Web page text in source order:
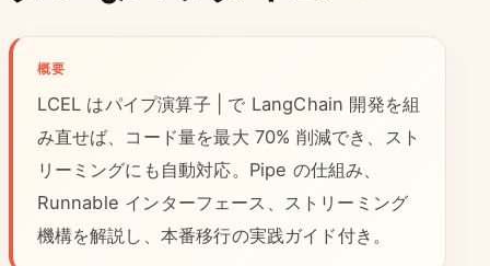
概要
LCEL はパイプ演算子 | で LangChain 開発を組
み直せば、コード量を最大 70% 削減でき、スト
リーミングにも自動対応。Pipe の仕組み、
Runnable インターフェース、ストリーミング
機構を解説し、本番移行の実践ガイド付き。